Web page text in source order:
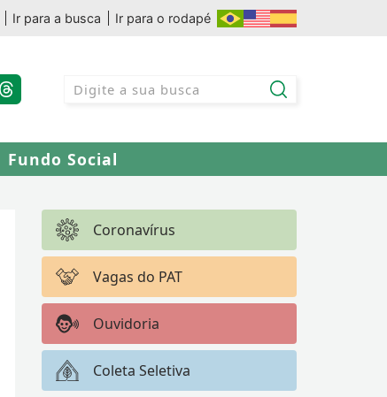
Ir para a busca Ir para o rodapé
Fundo Social
Coronavírus
Vagas do PAT
Ouvidoria
Coleta Seletiva